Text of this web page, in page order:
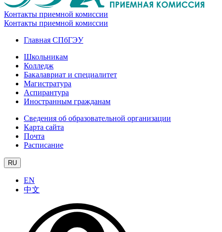
Контакты приемной комиссии
Контакты приемной комиссии
Главная СПбГЭУ
Школьникам
Колледж
Бакалавриат и специалитет
Магистратура
Аспирантура
Иностранным гражданам
Сведения об образовательной организации
Карта сайта
Почта
Расписание
RU
EN
中文